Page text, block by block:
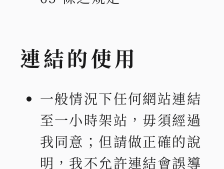
連結的使用
一般情況下任何網站連結
至一小時架站，毋須經過
我同意；但請做正確的說
明，我不允許連結會誤導